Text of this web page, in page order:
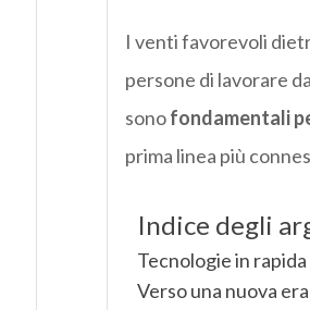
I venti favorevoli
persone di lavorare
sonofondamentali
prima linea più
Indice degli
Tecnologie in
Verso una nuova